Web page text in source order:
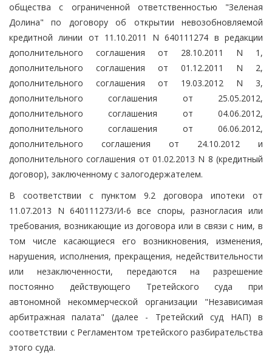
общества с ограниченной ответственностью "Зеленая
Долина" по договору об открытии невозобновляемой
кредитной линии от 11.10.2011 N 640111274 в редакции
дополнительного соглашения от 28.10.2011 N 1,
дополнительного соглашения от 01.12.2011 N 2,
дополнительного соглашения от 19.03.2012 N 3,
дополнительного соглашения от 25.05.2012,
дополнительного соглашения от 04.06.2012,
дополнительного соглашения от 06.06.2012,
дополнительного соглашения от 24.10.2012 и
дополнительного соглашения от 01.02.2013 N 8 (кредитный
договор), заключенному с залогодержателем.
В соответствии с пунктом 9.2 договора ипотеки от
11.07.2013 N 640111273/И-6 все споры, разногласия или
требования, возникающие из договора или в связи с ним, в
том числе касающиеся его возникновения, изменения,
нарушения, исполнения, прекращения, недействительности
или незаключенности, передаются на разрешение
постоянно действующего Третейского суда при
автономной некоммерческой организации "Независимая
арбитражная палата" (далее - Третейский суд НАП) в
соответствии с Регламентом третейского разбирательства
этого суда.